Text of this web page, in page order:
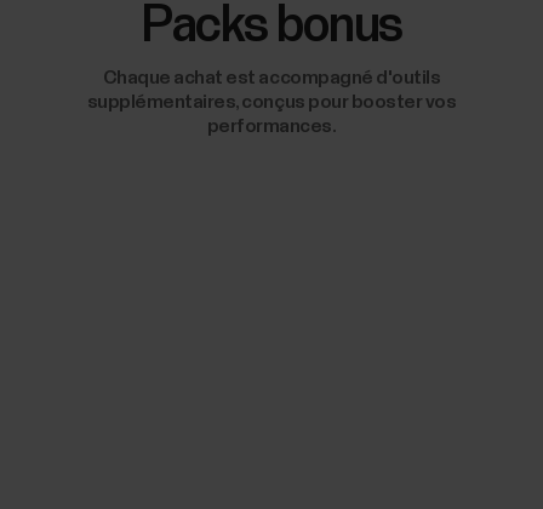
Packs bonus
Chaque achat est accompagné d'outils
supplémentaires, conçus pour booster vos
performances.